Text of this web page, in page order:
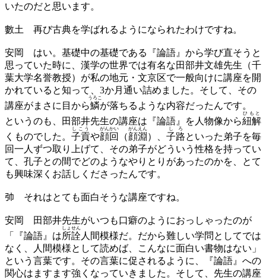
いたのだと思います。
數土 再び古典を学ばれるようになられたわけですね。
安岡
はい。基礎中の基礎である『論語』から学び直そうと
思っていた時に、漢学の世界では有名な田部井文雄先生（千
葉大学名誉教授）が私の地元・文京区で一般向けに講座を開
かれていると知って、3か月通い詰めました。そして、その
講座がまさに目から鱗
うろこ
が落ちるような内容だったんです。
というのも、田部井先生の講座は『論語』を人物像から紐解
ひもと
くものでした。 子貢
しこう
や顔回
がんかい
（顔淵
がんえん
）、 子路
しろ
といった弟子を毎
回一人ずつ取り上げて、その弟子がどういう性格を持ってい
て、孔子との間でどのようなやりとりがあったのかを、とて
も興味深くお話しくださったんです。
𢎭 それはとても面白そうな講座ですね。
安岡
田部井先生がいつも口癖のようにおっしゃったのが
「『論語』は所詮
しょせん
人間模様だ。だから難しい学問としてでは
なく、人間模様として読めば、こんなに面白い書物はない」
という言葉です。その言葉に促されるように、『論語』への
関心はますます強くなっていきました。そして、先生の講座